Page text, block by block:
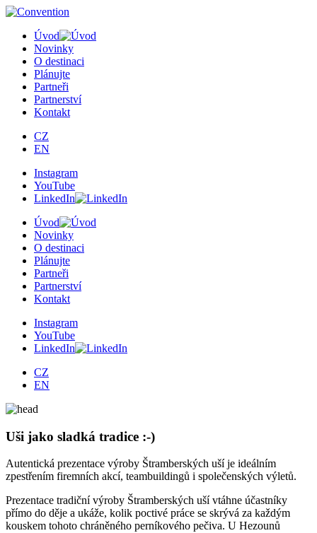
Úvod
Novinky
O destinaci
Plánujte
Partneři
Partnerství
Kontakt
CZ
EN
Instagram
YouTube
LinkedIn
Úvod
Novinky
O destinaci
Plánujte
Partneři
Partnerství
Kontakt
Instagram
YouTube
LinkedIn
CZ
EN
Uši jako sladká tradice :-)
Autentická prezentace výroby Štramberských uší je ideálním
zpestřením firemních akcí, teambuildingů i společenských výletů.
Prezentace tradiční výroby Štramberských uší vtáhne účastníky
přímo do děje a ukáže, kolik poctivé práce se skrývá za každým
kouskem tohoto chráněného perníkového pečiva. U Hezounů